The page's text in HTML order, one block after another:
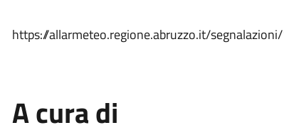
https://allarmeteo.regione.abruzzo.it/
A cura di